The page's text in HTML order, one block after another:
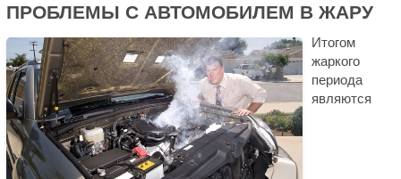
ПРОБЛЕМЫ С АВТОМОБИЛЕМ В ЖАРУ
Итогом
жаркого
периода
являются